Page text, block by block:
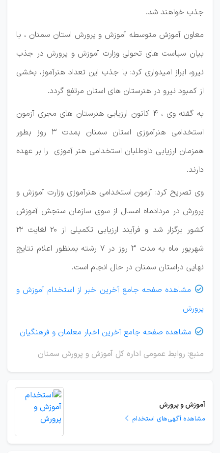
جذب خواهند شد.
معاون آموزش متوسطه آموزش و پرورش استان سمنان ، با
بیان سیاست های تحولی وزارت آموزش و پرورش در جذب
نیرو، ابراز امیدواری کرد: با جذب این تعداد هنرآموز، بخشی
از کمبود نیرو در هنرستان های استان مرتفع گردد.
به گفته وی ، ۴ کانون ارزیابی هنرستان های مجری آزمون
استخدامی هنرآموزی استان سمنان بمدت ۳ روز بطور
همزمان ارزیابی داوطلبان استخدامی هنر آموزی را بر عهده
دارند.
وی تصریح کرد: آزمون استخدامی هنرآموزی وزارت آموزش و
پرورش در مردادماه امسال از سوی سازمان سنجش آموزش
کشور برگزار شد و فرآیند ارزیابی تکمیلی از ۲۰ لغایت ۲۲
شهریور ماه به مدت ۳ روز در ۷ رشته بمنظور اعلام نتایج
نهایی دراستان سمنان در حال انجام است.
 مشاهده صفحه جامع آخرین خبر از استخدام آموزش و
پرورش
 مشاهده صفحه جامع آخرین اخبار معلمان و فرهنگیان
منبع: روابط عمومی اداره کل آموزش و پرورش سمنان
آموزش و پرورش
مشاهده آگهی‌های استخدام